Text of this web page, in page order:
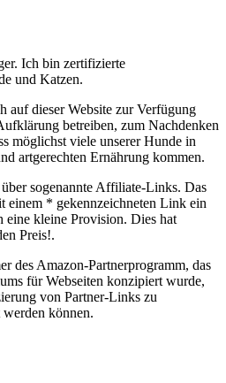
Ich bin zertifizierte
und Katzen.
auf dieser Website zur Verfügung
betreiben, zum Nachdenken
möglichst viele unserer Hunde in
artgerechten Ernährung kommen.
sogenannte Affiliate-Links. Das
einem * gekennzeichneten Link ein
kleine Provision. Dies hat
Preis!.
des Amazon-Partnerprogramm, das
für Webseiten konzipiert wurde,
von Partner-Links zu
können.